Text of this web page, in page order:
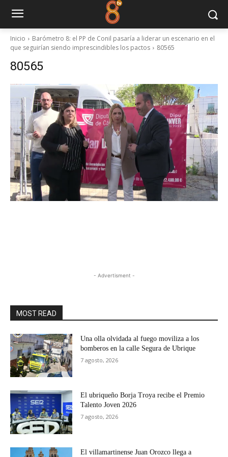
Inicio
Barómetro 8: el PP de Conil pasaría a liderar un escenario en el
que seguirían siendo imprescindibles los pactos
80565
80565
- Advertisment -
MOST READ
Una olla olvidada al fuego moviliza a los
bomberos en la calle Segura de Ubrique
7 agosto, 2026
El ubriqueño Borja Troya recibe el Premio
Talento Joven 2026
7 agosto, 2026
El villamartinense Juan Orozco llega a